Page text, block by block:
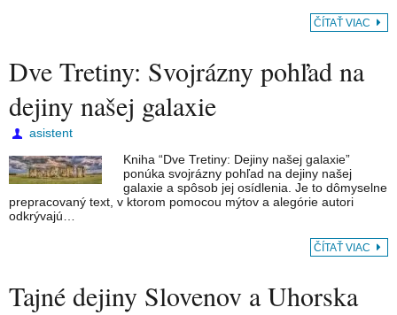
ČÍTAŤ VIAC
Dve Tretiny: Svojrázny pohľad na
dejiny našej galaxie
asistent
Kniha “Dve Tretiny: Dejiny našej galaxie”
ponúka svojrázny pohľad na dejiny našej
galaxie a spôsob jej osídlenia. Je to dômyselne
prepracovaný text, v ktorom pomocou mýtov a alegórie autori
odkrývajú…
ČÍTAŤ VIAC
Tajné dejiny Slovenov a Uhorska